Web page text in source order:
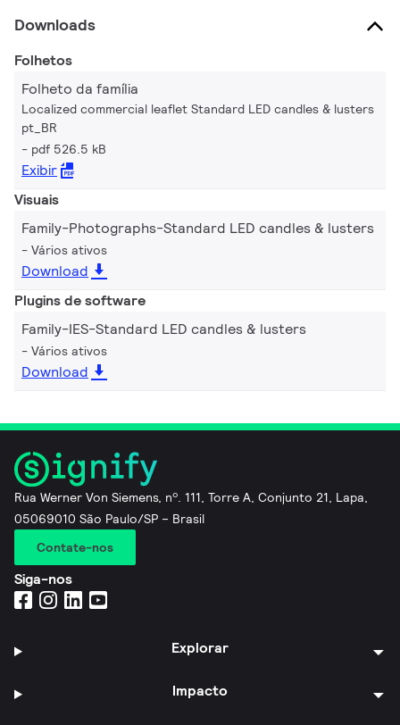
Downloads
Folhetos
Folheto da família
Localized commercial leaflet Standard LED candles & lusters
pt_BR
pdf 526.5 kB
Exibir
Visuais
Family-Photographs-Standard LED candles & lusters
Vários ativos
Download
Plugins de software
Family-IES-Standard LED candles & lusters
Vários ativos
Download
Rua Werner Von Siemens, nº. 111, Torre A, Conjunto 21, Lapa,
05069010 São Paulo/SP – Brasil
Contate-nos
Siga-nos
Explorar
Impacto